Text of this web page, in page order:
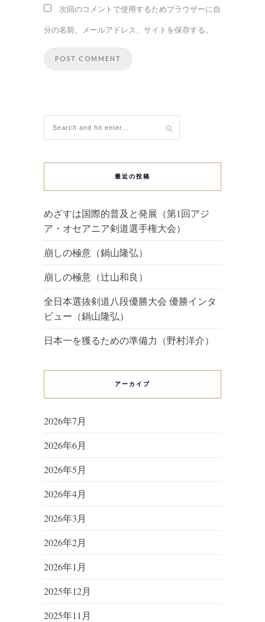
次回のコメントで使用するためブラウザーに自
分の名前、メールアドレス、サイトを保存する。
最近の投稿
めざすは国際的普及と発展（第1回アジ
ア・オセアニア剣道選手権大会）
崩しの極意（鍋山隆弘）
崩しの極意（辻山和良）
全日本選抜剣道八段優勝大会 優勝インタ
ビュー（鍋山隆弘）
日本一を獲るための準備力（野村洋介）
アーカイブ
2026年7月
2026年6月
2026年5月
2026年4月
2026年3月
2026年2月
2026年1月
2025年12月
2025年11月